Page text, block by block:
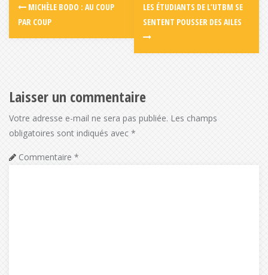
MICHÈLE BODO : AU COUP
PAR COUP
LES ÉTUDIANTS DE L’UTBM SE
SENTENT POUSSER DES AILES
Laisser un commentaire
Votre adresse e-mail ne sera pas publiée. Les champs
obligatoires sont indiqués avec *
Commentaire *